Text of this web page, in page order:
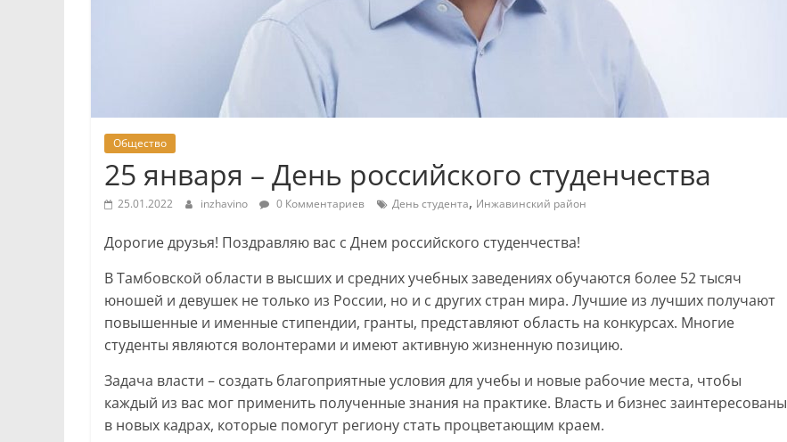
Общество
25 января – День российского студенчества
25.01.2022 inzhavino 0 Комментариев День студента, Инжавинский район
Дорогие друзья! Поздравляю вас с Днем российского студенчества!
В Тамбовской области в высших и средних учебных заведениях обучаются более 52 тысяч
юношей и девушек не только из России, но и с других стран мира. Лучшие из лучших получают
повышенные и именные стипендии, гранты, представляют область на конкурсах. Многие
студенты являются волонтерами и имеют активную жизненную позицию.
Задача власти – создать благоприятные условия для учебы и новые рабочие места, чтобы
каждый из вас мог применить полученные знания на практике. Власть и бизнес заинтересованы
в новых кадрах, которые помогут региону стать процветающим краем.